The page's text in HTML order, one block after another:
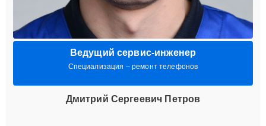
Ведущий сервис-инженер
Специализация – ремонт телефонов
Дмитрий Сергеевич Петров